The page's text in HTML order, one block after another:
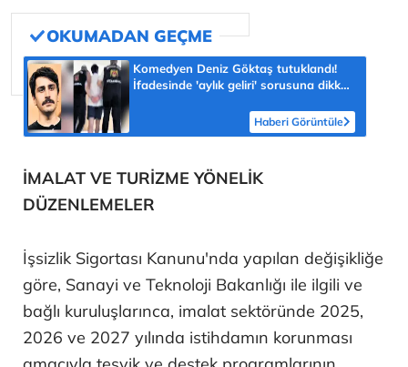
Komedyen Deniz Göktaş tutuklandı!
İfadesinde 'aylık geliri' sorusuna dikkat
Haberi Görüntüle
İMALAT VE TURİZME YÖNELİK
DÜZENLEMELER
İşsizlik Sigortası Kanunu'nda yapılan değişikliğe
göre, Sanayi ve Teknoloji Bakanlığı ile ilgili ve
bağlı kuruluşlarınca, imalat sektöründe 2025,
2026 ve 2027 yılında istihdamın korunması